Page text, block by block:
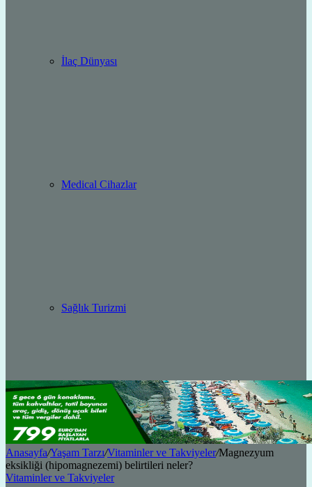
İlaç Dünyası
Medical Cihazlar
Sağlık Turizmi
Anasayfa/Yaşam Tarzı/Vitaminler ve Takviyeler/Magnezyum
eksikliği (hipomagnezemi) belirtileri neler?
Vitaminler ve Takviyeler